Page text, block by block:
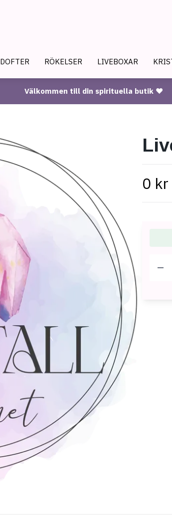
DOFTER RÖKELSER LIVEBOXAR
Välkommen till din spirituella butik ♥
0 kr